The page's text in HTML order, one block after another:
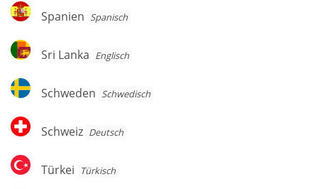
Spanien
Spanien Spanisch
Sri
Lanka
Sri Lanka Englisch
Schweden
Schweden Schwedisch
Schweiz
Schweiz Deutsch
Türkei
Türkei Türkisch